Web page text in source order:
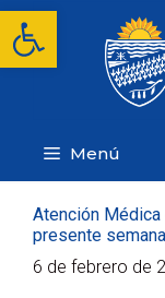
Abrir
Saltar
contenido
Menú
Atención
presente
6 de febrero de